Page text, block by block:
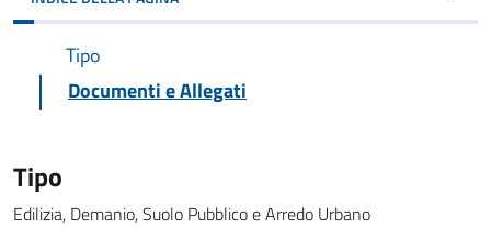
Tipo
Documenti e Allegati
Tipo
Edilizia, Demanio, Suolo Pubblico e Arredo Urbano